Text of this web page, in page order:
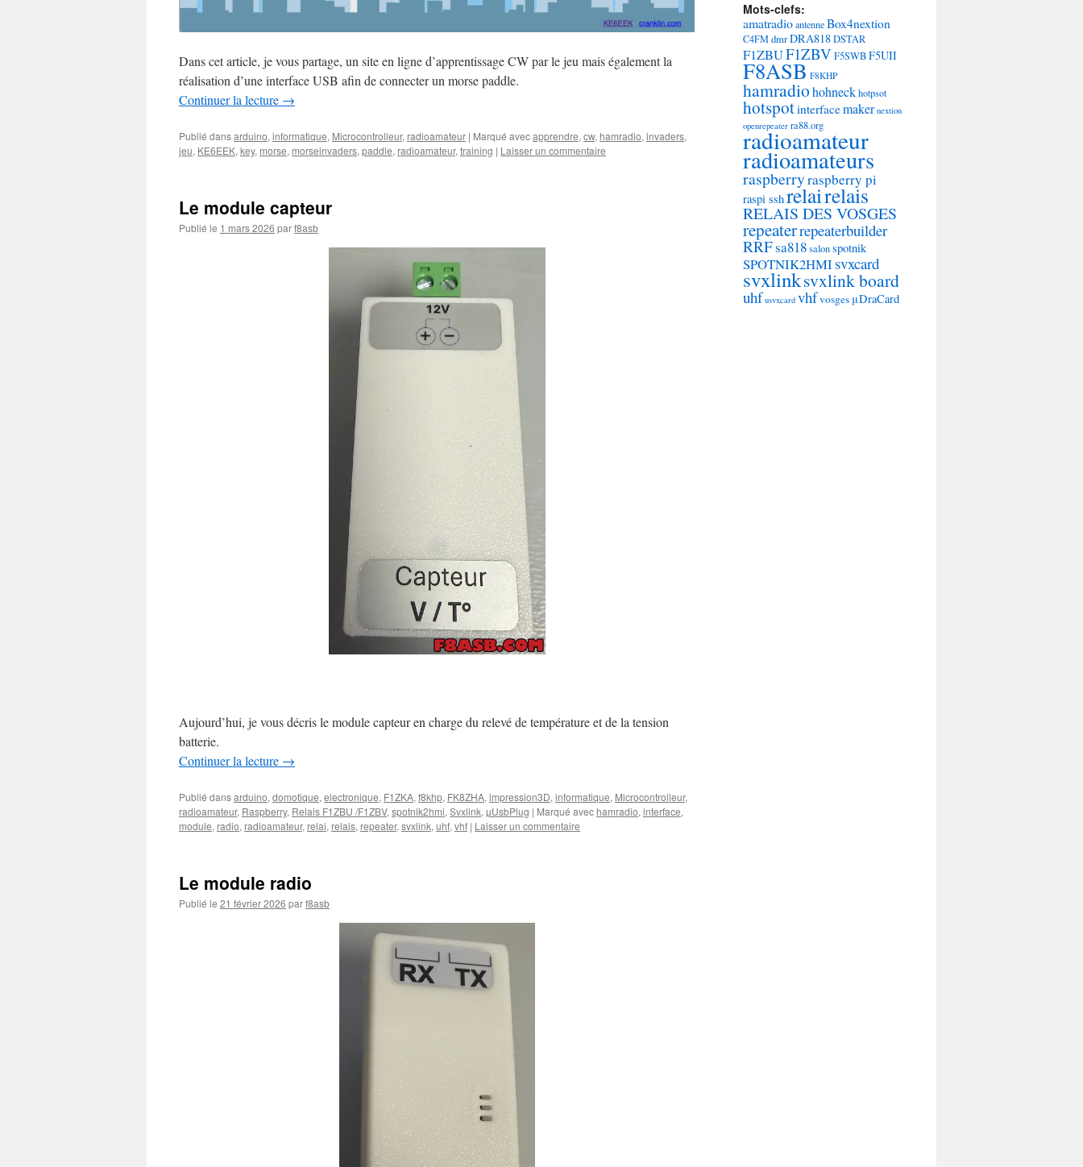
Dans cet article, je vous partage, un site en ligne d’apprentissage CW par le jeu mais également la
réalisation d’une interface USB afin de connecter un morse paddle.
Continuer la lecture →
Publié dansarduino, informatique, Microcontrolleur, radioamateur | Marqué avecapprendre, cw, hamradio, invaders,
jeu, KE6EEK, key, morse, morseinvaders, paddle, radioamateur, training | Laisser un commentaire
Le module capteur
Publié le 1 mars 2026 parf8asb
Aujourd’hui, je vous décris le module capteur en charge du relevé de température et de la tension
batterie.
Continuer la lecture →
Publié dansarduino, domotique, electronique, F1ZKA, f8khp, FK8ZHA, impression3D, informatique, Microcontrolleur,
radioamateur, Raspberry, Relais F1ZBU /F1ZBV, spotnik2hmi, Svxlink, µUsbPlug | Marqué avec hamradio, interface,
module, radio, radioamateur, relai, relais, repeater, svxlink, uhf, vhf | Laisser un commentaire
Le module radio
Publié le 21 février 2026 parf8asb
Mots-clefs:
amatradioantenneBox4nextion
C4FMdmrDRA818DSTAR
F1ZBUF1ZBV F5SWBF5UII
F8ASB F8KHP
hamradiohohneckhotpsot
hotspotinterfacemaker nextion
openrepeater ra88.org
radioamateur
radioamateurs
raspberryraspberry pi
raspi sshrelairelais
RELAIS DES VOSGES
repeaterrepeaterbuilder
RRFsa818salonspotnik
SPOTNIK2HMIsvxcard
svxlinksvxlink board
uhf usvxcard vhfvosges μDraCard